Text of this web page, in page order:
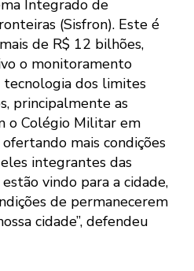
Integrado de
(Sisfron). Este é
de R$ 12 bilhões,
o monitoramento
dos limites
principalmente as
o Colégio Militar em
mais condições
integrantes das
vindo para a cidade,
de permanecerem
cidade”, defendeu